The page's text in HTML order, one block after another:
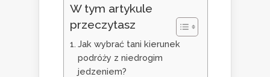
W tym artykule
przeczytasz
Jak wybrać tani kierunek
podróży z niedrogim
jedzeniem?